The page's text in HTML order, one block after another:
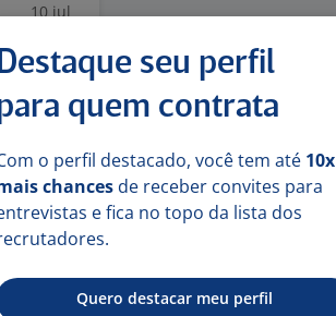
10 jul
seu perfil
quem contrata
o perfil destacado, você tem até 10x
chances de receber convites para
e fica no topo da lista dos
Quero destacar meu perfil